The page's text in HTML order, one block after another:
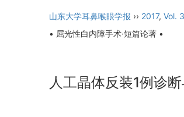
山东大学耳鼻喉眼学报 ›› 2017, Vol.
• 屈光性白内障手术·短篇论著 •
人工晶体反装1例诊